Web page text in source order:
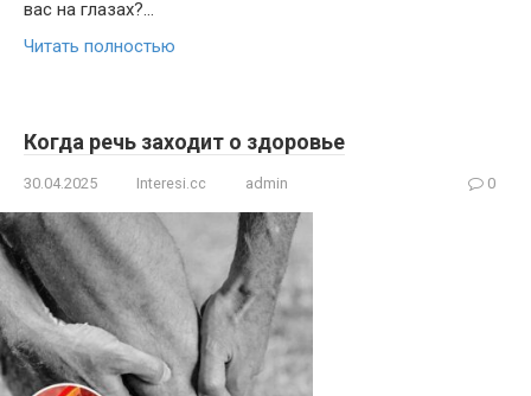
вас на глазах?…
Читать полностью
Когда речь заходит о здоровье
30.04.2025 Interesi.cc admin 0